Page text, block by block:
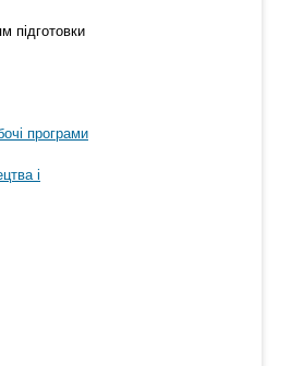
підготовки
програми
і